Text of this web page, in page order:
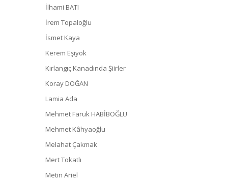
İlhami BATI
İrem Topaloğlu
İsmet Kaya
Kerem Eşiyok
Kırlangıç Kanadında Şiirler
Koray DOĞAN
Lamia Ada
Mehmet Faruk HABİBOĞLU
Mehmet Kâhyaoğlu
Melahat Çakmak
Mert Tokatlı
Metin Ariel